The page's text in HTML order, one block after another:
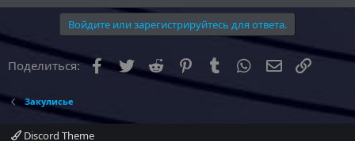
Войдите или зарегистрируйтесь для ответа.
Поделиться: Facebook
Twitter Reddit PinterestTumblr WhatsApp Ссылка
Закулисье
Discord Theme